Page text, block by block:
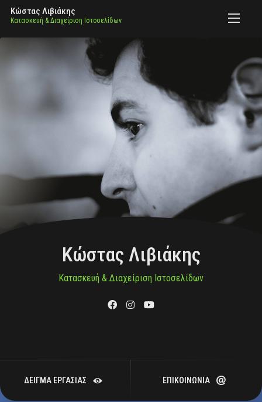
Κώστας Λιβιάκης
Κατασκευή & Διαχείριση Ιστοσελίδων
Κώστας Λιβιάκης
Κατασκευή & Διαχείριση Ιστοσελίδων
ΔΕΙΓΜΑ ΕΡΓΑΣΙΑΣ ΕΠΙΚΟΙΝΩΝΙΑ